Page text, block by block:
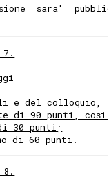
sara'
e del colloquio,
di 90 punti,
30 punti;
di 60 punti.